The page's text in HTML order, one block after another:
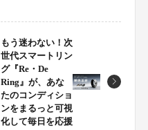
もう迷わない！次
世代スマートリン
グ『Re・De
Ring』が、あな
たのコンディショ
ンをまるっと可視
化して毎日を応援